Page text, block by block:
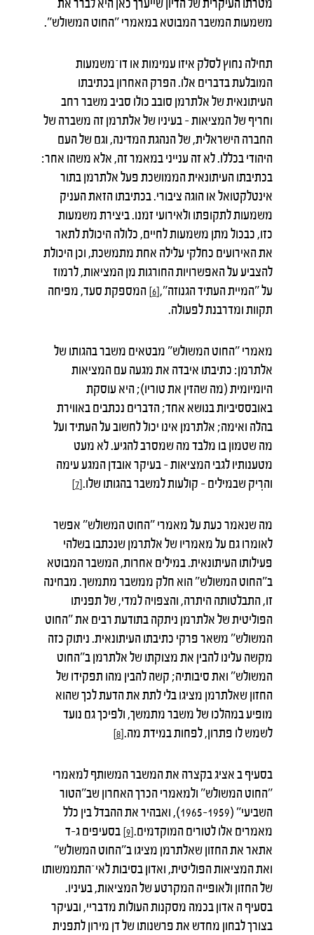
משמעות המשבר המבוטא במאמרי "החוט המשולש".
תחילה נחוץ לסלק איזו עמימות או דו־משמעות
המובלעת בדברים אלו. הפרק האחרון בכתיבתו
העיתונאית של אלתרמן סובב כולו סביב משבר רחב
וחריף של המציאות – בעיניו של אלתרמן זה משברה של
החברה הישראלית, של הנהגת המדינה, וגם של העם
היהודי בכללו. לא זה ענייני במאמר זה, אלא משהו אחר:
בכתיבתו העיתונאית הממושכת פעל אלתרמן בתור
אינטלקטואל או הוגה ציבורי. בכתיבתו הזאת העניק
משמעות לתקופתו ולאירועי זמנו. ביצירת משמעות
כזו, כבכול מתן משמעות לחיים, כלולה היכולת לתאר
את האירועים כחלקי עלילה אחת מתמשכת, וכן היכולת
להצביע על האפשרויות החורגות מן המציאות, לרמוז
על "המיית העתיד הגנוזה",[6]
המספקת סעד, מפיחה
תקוות ומדרבנת לפעולה.
מאמרי "החוט המשולש" מבטאים משבר בהגותו של
אלתרמן: כתיבתו איבדה את מגעה עם המציאות
היומיומית (מה שהזין את טוריו); היא עוסקת
באובססיביות בנושא אחד; הדברים נכתבים באווירת
בהלה ואימה; אלתרמן אינו יכול לחשוב על העתיד ועל
מה שטמון בו מלבד מה שמסרב להגיע. לא מעט
מטענותיו לגבי המציאות – בעיקר אובדן המגע עימה
והרִיק שבמילים – קולעות למשבר בהגותו שלו.[7]
מה שנאמר כעת על מאמרי "החוט המשולש" אפשר
לאומרו גם על מאמריו של אלתרמן שנכתבו בשלהי
פעילותו העיתונאית. במילים אחרות, המשבר המבוטא
ב"החוט המשולש" הוא חלק ממשבר מתמשך. מבחינה
זו, התבלטותה היתרה, והצפויה למדי, של תפניתו
הפוליטית של אלתרמן ניתקה בתודעת רבים את "החוט
המשולש" משאר פרקי כתיבתו העיתונאית. ניתוק כזה
מקשה עלינו להבין את מצוקתו של אלתרמן ב"החוט
המשולש" ואת סיבותיה; קשה להבין מהו תפקידו של
החזון שאלתרמן מציגו בלי לתת את הדעת לכך שהוא
מופיע במהלכו של משבר מתמשך, ולפיכך גם נועד
לשמש לו פתרון, לפחות במידת מה.[8]
בסעיף ב אציג בקצרה את המשבר המשותף למאמרי
"החוט המשולש" ולמאמרי הכרך האחרון שב"הטור
השביעי" (1959–1965), ואבהיר את ההבדל בין כלל
מאמרים אלו לטורים המוקדמים.[9]
בסעיפים ג-ד
אתאר את החזון שאלתרמן מציגו ב"החוט המשולש"
ואת המציאות הפוליטית, ואדון בסיבות לאי־התממשותו
של החזון ולאופייה המקרטע של המציאות, בעיניו.
בסעיף ה אדון בכמה מסקנות העולות מדבריי, ובעיקר
בצורך לבחון מחדש את פרשנותו של דן מירון לתפנית